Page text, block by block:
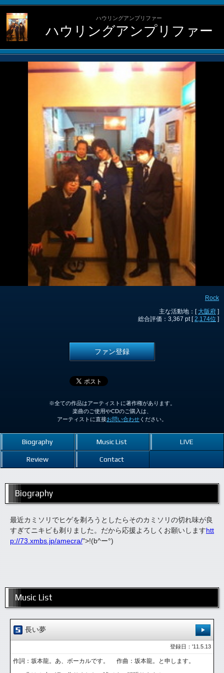
ハウリングアンプリファー
ハウリングアンプリファー
Rock
主な活動地：[ 大阪府 ]
総合評価：3,367 pt [2,174位 ]
ファン登録
※全ての作品はアーティストに著作権があります。
楽曲のご使用やCDのご購入は、
アーティストに直接お問い合わせ ください。
Biography Music List LIVE
Review Contact
Biography
最近カミソリでヒゲを剃ろうとしたらそのカミソリの切れ味が良
すぎてニキビも剃りました。だから応援よろしくお願いしますhtt
p://73.xmbs.jp/amecra/">!(b^ー°)
Music List
長い夢
登録日：'11.5.13
作詞：坂本龍。あ、ボーカルです。 作曲：坂本龍。と申します。